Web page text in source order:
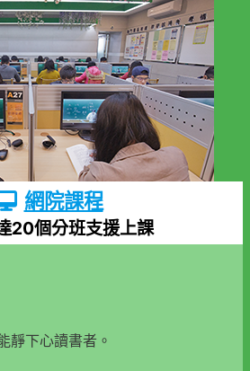
網院課程
20個分班支援上課
靜下心讀書者。